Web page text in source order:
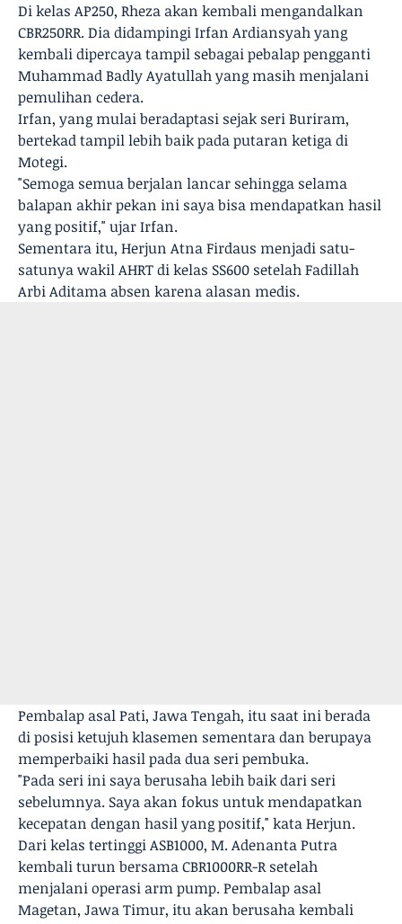
Di kelas AP250, Rheza akan kembali mengandalkan
CBR250RR. Dia didampingi Irfan Ardiansyah yang
kembali dipercaya tampil sebagai pebalap pengganti
Muhammad Badly Ayatullah yang masih menjalani
pemulihan cedera.
Irfan, yang mulai beradaptasi sejak seri Buriram,
bertekad tampil lebih baik pada putaran ketiga di
Motegi.
"Semoga semua berjalan lancar sehingga selama
balapan akhir pekan ini saya bisa mendapatkan hasil
yang positif," ujar Irfan.
Sementara itu, Herjun Atna Firdaus menjadi satu-
satunya wakil AHRT di kelas SS600 setelah Fadillah
Arbi Aditama absen karena alasan medis.
Pembalap asal Pati, Jawa Tengah, itu saat ini berada
di posisi ketujuh klasemen sementara dan berupaya
memperbaiki hasil pada dua seri pembuka.
"Pada seri ini saya berusaha lebih baik dari seri
sebelumnya. Saya akan fokus untuk mendapatkan
kecepatan dengan hasil yang positif," kata Herjun.
Dari kelas tertinggi ASB1000, M. Adenanta Putra
kembali turun bersama CBR1000RR-R setelah
menjalani operasi arm pump. Pembalap asal
Magetan, Jawa Timur, itu akan berusaha kembali